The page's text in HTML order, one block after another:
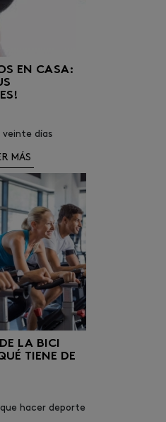
EN CASA:
veinte días
por realizar
más saludable a
la
MÁS
LA BICI
TIENE DE
hacer deporte